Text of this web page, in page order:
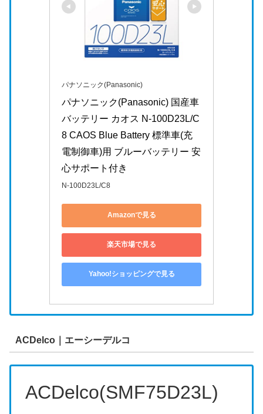
パナソニック(Panasonic)
パナソニック(Panasonic) 国産車
バッテリー カオス N-100D23L/C
8 CAOS Blue Battery 標準車(充
電制御車)用 ブルーバッテリー 安
心サポート付き
N-100D23L/C8
Amazonで見る
楽天市場で見る
Yahoo!ショッピングで見る
ACDelco｜エーシーデルコ
ACDelco(SMF75D23L)